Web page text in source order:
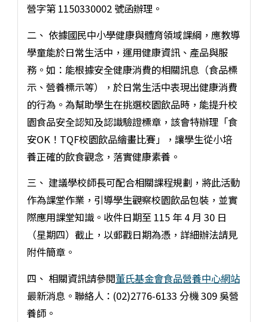
營字第 1150330002 號函辦理。
二、 依據國民中小學健康與體育領域課綱，應教導
學童能於日常生活中，運用健康資訊、產品與服
務。如：能根據安全健康消費的相關訊息（食品標
示、營養標示等），於日常生活中表現出健康消費
的行為。為幫助學生在挑選校園飲品時，能提升校
園食品安全認知及認識驗證標章，該會特辦理「食
安OK！TQF校園飲品繪畫比賽」，讓學生從小培
養正確的飲食觀念，落實健康素養。
三、 建議學校師長可配合相關課程規劃，將此活動
作為課堂作業，引導學生觀察校園飲品包裝，並實
際應用課堂知識。收件日期至 115 年 4 月 30 日
（星期四）截止，以郵戳日期為憑，詳細辦法請見
附件簡章。
四、 相關資訊請參閱董氏基金會食品營養中心網站
最新消息。聯絡人：(02)2776-6133 分機 309 吳營
養師。